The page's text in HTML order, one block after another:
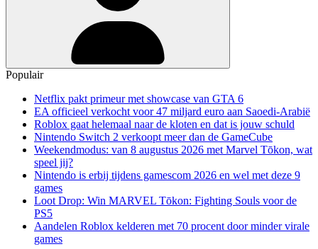
Populair
Netflix pakt primeur met showcase van GTA 6
EA officieel verkocht voor 47 miljard euro aan Saoedi-Arabië
Roblox gaat helemaal naar de kloten en dat is jouw schuld
Nintendo Switch 2 verkoopt meer dan de GameCube
Weekendmodus: van 8 augustus 2026 met Marvel Tōkon, wat
speel jij?
Nintendo is erbij tijdens gamescom 2026 en wel met deze 9
games
Loot Drop: Win MARVEL Tōkon: Fighting Souls voor de
PS5
Aandelen Roblox kelderen met 70 procent door minder virale
games